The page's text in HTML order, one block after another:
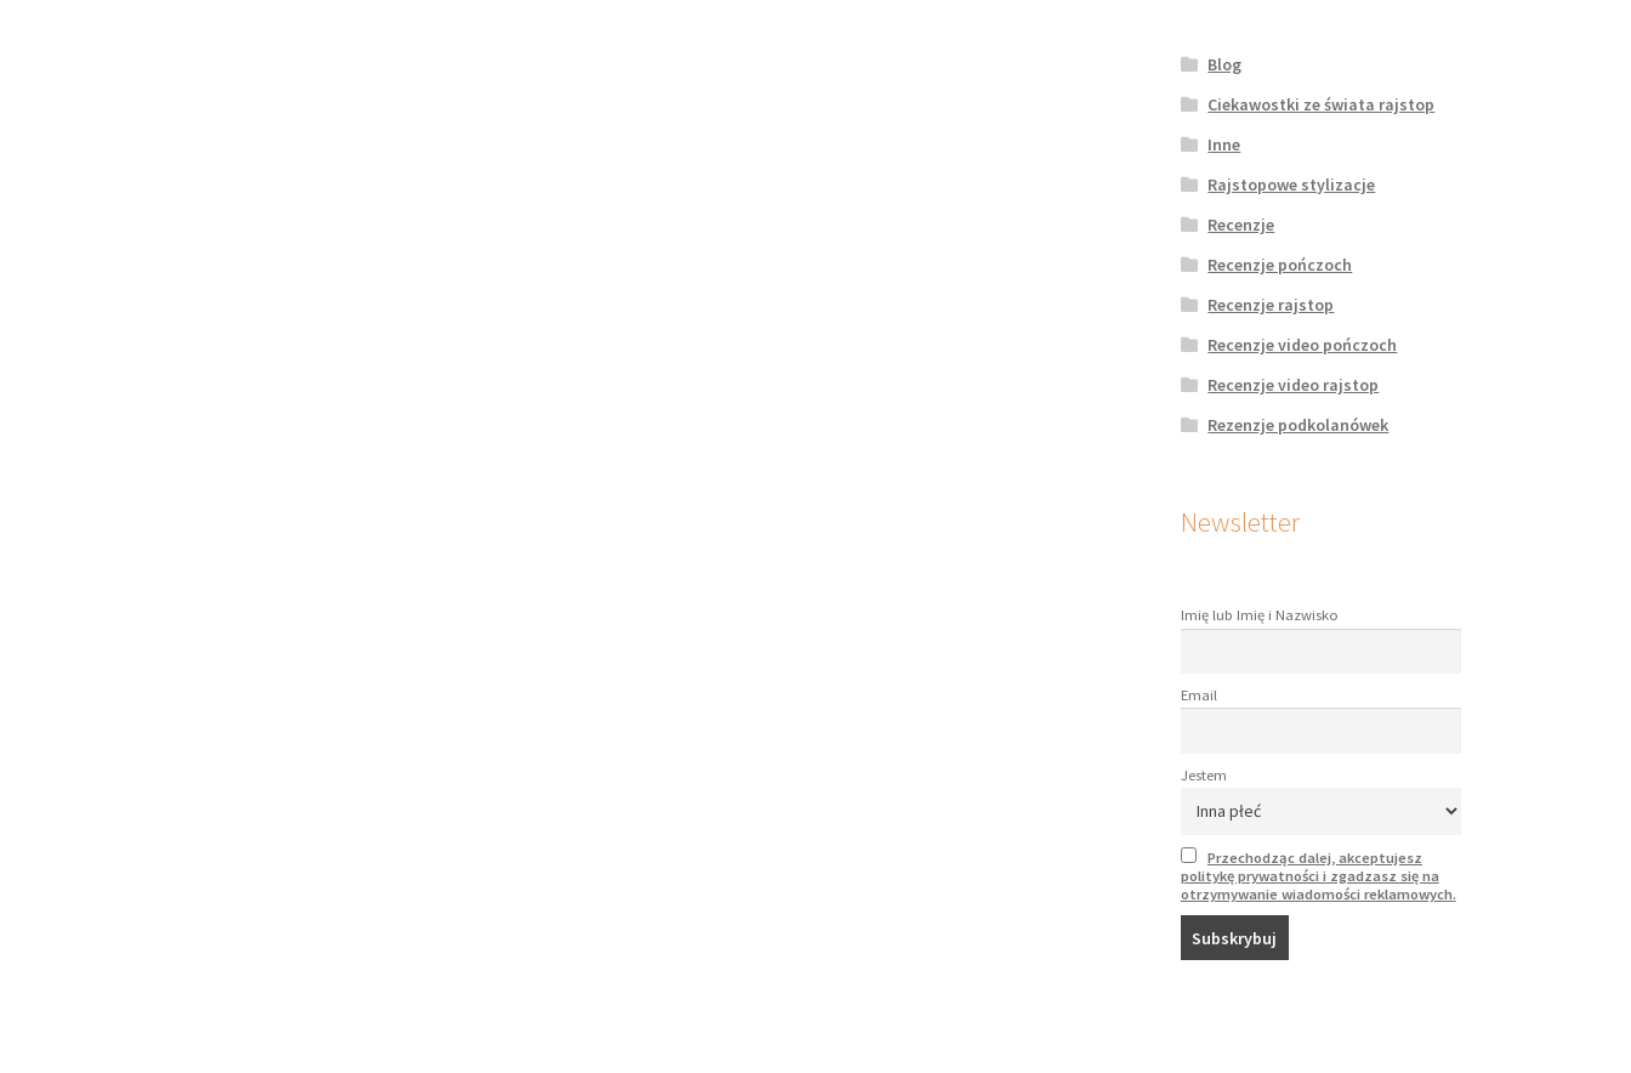
Blog
Ciekawostki ze świata rajstop
Inne
Rajstopowe stylizacje
Recenzje
Recenzje pończoch
Recenzje rajstop
Recenzje video pończoch
Recenzje video rajstop
Rezenzje podkolanówek
Newsletter
Imię lub Imię i Nazwisko
Email
Jestem
Przechodząc dalej, akceptujesz
politykę prywatności i zgadzasz się na
otrzymywanie wiadomości reklamowych.